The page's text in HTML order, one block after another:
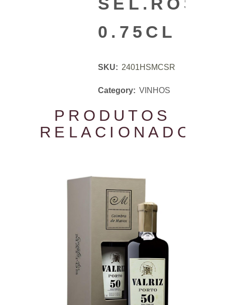
0.75CL
SKU: 2401HSMCSR
Category: VINHOS
PRODUTOS
RELACIONADOS